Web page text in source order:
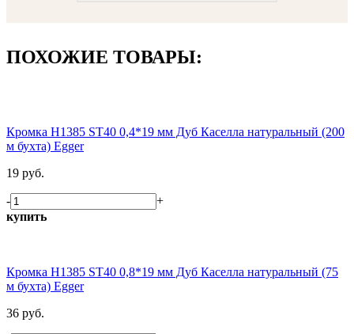
ПОХОЖИЕ ТОВАРЫ:
Кромка H1385 ST40 0,4*19 мм Дуб Каселла натуральный (200
м бухта) Egger
19 руб.
-
+
купить
Кромка H1385 ST40 0,8*19 мм Дуб Каселла натуральный (75
м бухта) Egger
36 руб.